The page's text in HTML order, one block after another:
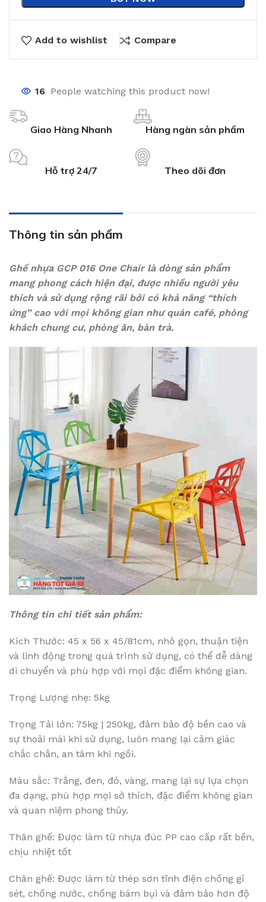
Add to wishlist Compare
16 People watching this product now!
Giao Hàng Nhanh Hàng ngàn sản phẩm
Hỗ trợ 24/7 Theo dõi đơn
Thông tin sản phẩm
Ghế nhựa GCP 016 One Chair là dòng sản phẩm
mang phong cách hiện đại, được nhiều người yêu
thích và sử dụng rộng rãi bởi có khả năng “thích
ứng” cao với mọi không gian như quán café, phòng
khách chung cư, phòng ăn, bàn trà.
Thông tin chi tiết sản phẩm:
Kích Thước: 45 x 56 x 45/81cm, nhỏ gọn, thuận tiện
và linh động trong quá trình sử dụng, có thể dễ dàng
di chuyển và phù hợp với mọi đặc điểm không gian.
Trọng Lượng nhẹ: 5kg
Trọng Tải lớn: 75kg | 250kg, đảm bảo độ bền cao và
sự thoải mái khi sử dụng, luôn mang lại cảm giác
chắc chắn, an tâm khi ngồi.
Màu sắc: Trắng, đen, đỏ, vàng, mang lại sự lựa chọn
đa dạng, phù hợp mọi sở thích, đặc điểm không gian
và quan niệm phong thủy.
Thân ghế: Được làm từ nhựa đúc PP cao cấp rất bền,
chịu nhiệt tốt
Chân ghế: Được làm từ thép sơn tĩnh điện chống gỉ
sét, chống nước, chống bám bụi và đảm bảo hơn độ